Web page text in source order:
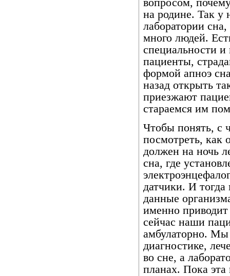
вопросом,
на родине. Так у
лаборатории
много людей.
специальности
пациенты,
формой апноэ
назад открыть
приезжают
стараемся им
Чтобы понять, с
посмотреть, как
должен на ночь
сна, где
датчики. И
данные
именно
сейчас наши
амбулаторно. Мы
диагностике,
во сне, а
планах. Пока эта